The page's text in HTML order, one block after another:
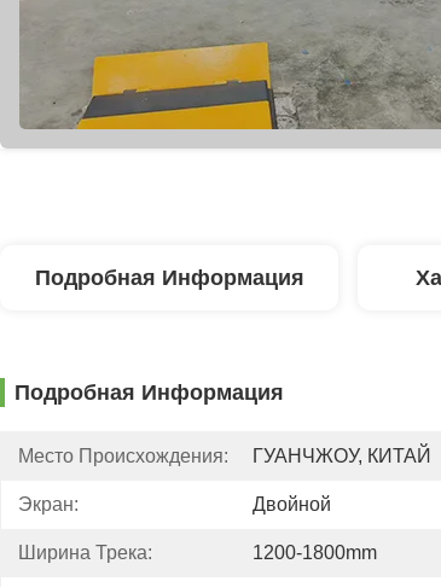
Подробная Информация
Подробная Информация
Место Происхождения: ГУАНЧЖОУ, КИТАЙ
Экран: Двойной
Ширина Трека: 1200-1800mm